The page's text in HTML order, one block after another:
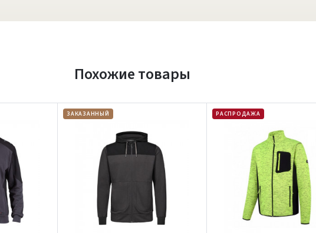
Похожие товары
ЗАКАЗАННЫЙ РАСПРОДАЖА